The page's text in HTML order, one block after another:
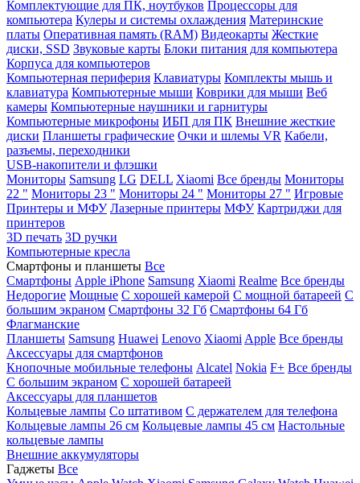
Комплектующие для ПК, ноутбуков Процессоры для
компьютера Кулеры и системы охлаждения Материнские
платы Оперативная память (RAM) Видеокарты Жесткие
диски, SSD Звуковые карты Блоки питания для компьютера
Корпуса для компьютеров
Компьютерная периферия Клавиатуры Комплекты мышь и
клавиатура Компьютерные мыши Коврики для мыши Веб
камеры Компьютерные наушники и гарнитуры
Компьютерные микрофоны ИБП для ПК Внешние жесткие
диски Планшеты графические Очки и шлемы VR Кабели,
разъемы, переходники
USB-накопители и флэшки
Мониторы Samsung LG DELL Xiaomi Все бренды Мониторы
22 " Мониторы 23 " Мониторы 24 " Мониторы 27 " Игровые
Принтеры и МФУ Лазерные принтеры МФУ Картриджи для
принтеров
3D печать 3D ручки
Компьютерные кресла
Смартфоны и планшеты Все
Смартфоны Apple iPhone Samsung Xiaomi Realme Все бренды
Недорогие Мощные С хорошей камерой С мощной батареей С
большим экраном Смартфоны 32 Гб Смартфоны 64 Гб
Флагманские
Планшеты Samsung Huawei Lenovo Xiaomi Apple Все бренды
Аксессуары для смартфонов
Кнопочные мобильные телефоны Alcatel Nokia F+ Все бренды
С большим экраном С хорошей батареей
Аксессуары для планшетов
Кольцевые лампы Со штативом C держателем для телефона
Кольцевые лампы 26 см Кольцевые лампы 45 см Настольные
кольцевые лампы
Внешние аккумуляторы
Гаджеты Все